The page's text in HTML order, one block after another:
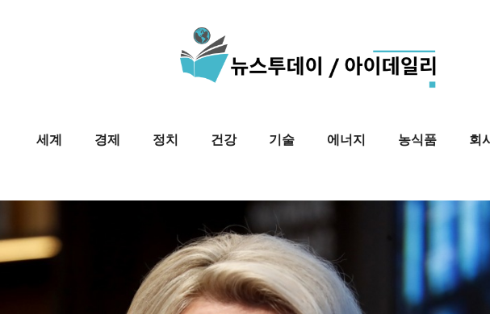
세계 경제 정치 건강 기술 에너지 농식품 회